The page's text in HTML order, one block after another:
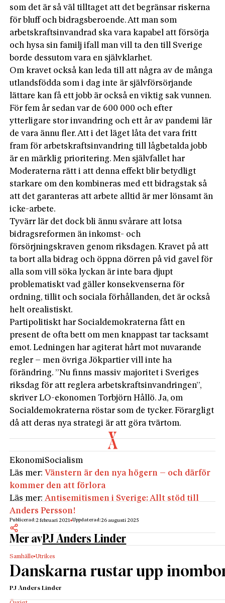
som det är så väl tilltaget att det begränsar riskerna
för bluff och bidragsberoende. Att man som
arbetskraftsinvandrad ska vara kapabel att försörja
och hysa sin familj ifall man vill ta den till Sverige
borde dessutom vara en självklarhet.
Om kravet också kan leda till att några av de många
utlandsfödda som i dag inte är självförsörjande
lättare kan få ett jobb är också en viktig sak vunnen.
För fem år sedan var de 600 000 och efter
ytterligare stor invandring och ett år av pandemi lär
de vara ännu fler. Att i det läget låta det vara fritt
fram för arbetskraftsinvandring till lågbetalda jobb
är en märklig prioritering. Men självfallet har
Moderaterna rätt i att denna effekt blir betydligt
starkare om den kombineras med ett bidragstak så
att det garanteras att arbete alltid är mer lönsamt än
icke-arbete.
Tyvärr lär det dock bli ännu svårare att lotsa
bidragsreformen än inkomst- och
försörjningskraven genom riksdagen. Kravet på att
ta bort alla bidrag och öppna dörren på vid gavel för
alla som vill söka lyckan är inte bara djupt
problematiskt vad gäller konsekvenserna för
ordning, tillit och sociala förhållanden, det är också
helt orealistiskt.
Partipolitiskt har Socialdemokraterna fått en
present de ofta bett om men knappast tar tacksamt
emot. Ledningen har agiterat hårt mot nuvarande
regler – men övriga Jökpartier vill inte ha
förändring. ”Nu finns massiv majoritet i Sveriges
riksdag för att reglera arbetskraftsinvandringen”,
skriver LO-ekonomen Torbjörn Hållö. Ja, om
Socialdemokraterna röstar som de tycker. Förargligt
då att deras nya strategi är att göra tvärtom.
EkonomiSocialism
Läs mer: Vänstern är den nya högern – och därför
kommer den att förlora
Läs mer:Antisemitismen i Sverige: Allt stöd till
Anders Persson!
Publicerad:2 februari 2021 Uppdaterad:26 augusti 2025
Mer avPJ Anders Linder
Samhälle Utrikes
Danskarna rustar upp
PJ Anders Linder